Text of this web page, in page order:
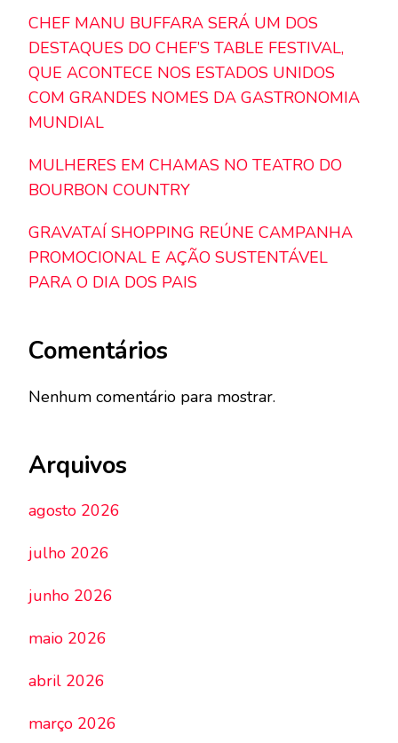
CHEF MANU BUFFARA SERÁ UM DOS
DESTAQUES DO CHEF’S TABLE FESTIVAL,
QUE ACONTECE NOS ESTADOS UNIDOS
COM GRANDES NOMES DA GASTRONOMIA
MUNDIAL
MULHERES EM CHAMAS NO TEATRO DO
BOURBON COUNTRY
GRAVATAÍ SHOPPING REÚNE CAMPANHA
PROMOCIONAL E AÇÃO SUSTENTÁVEL
PARA O DIA DOS PAIS
Comentários
Nenhum comentário para mostrar.
Arquivos
agosto 2026
julho 2026
junho 2026
maio 2026
abril 2026
março 2026